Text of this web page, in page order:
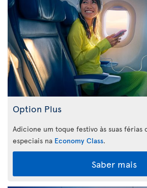
Option Plus
Adicione um toque festivo às suas férias
especiais na Economy Class.
Saber mais